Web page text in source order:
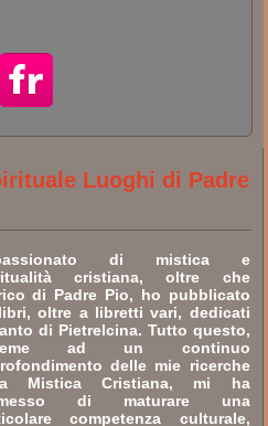
Luoghi di Padre
di mistica e
cristiana, oltre che
di Padre Pio, ho pubblicato
oltre a libretti vari, dedicati
di Pietrelcina. Tutto questo,
ad un continuo
delle mie ricerche
Mistica Cristiana, mi ha
di maturare una
competenza culturale,